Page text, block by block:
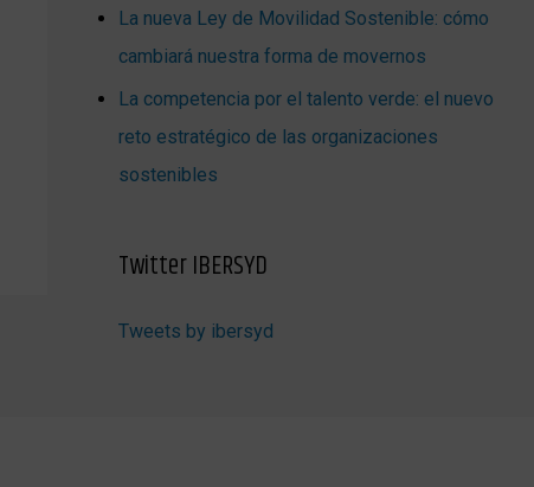
La nueva Ley de Movilidad Sostenible: cómo
cambiará nuestra forma de movernos
La competencia por el talento verde: el nuevo
reto estratégico de las organizaciones
sostenibles
Twitter IBERSYD
Tweets by ibersyd